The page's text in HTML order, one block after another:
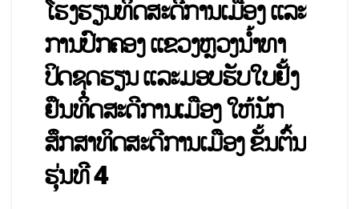
ໂຮງຮຽນທິດສະດີການເມືອງ ແລະ
ການປົກຄອງ ແຂວງຫຼວງນໍ້າທາ
ປິດຊຸດຮຽນ ແລະມອບຮັບໃບຢັ້ງ
ຢຶນທິດສະດີການເມືອງ ໃຫ້ນັກ
ສຶກສາທິດສະດີການເມືອງ ຂັ້ນຕົ້ນ
ຮຸ່ນທີ 4